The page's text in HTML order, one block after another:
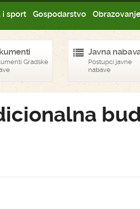
i sport Gospodarstvo
Gradske
Javna
Postupci javne
nabave